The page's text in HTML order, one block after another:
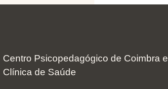
Centro Psicopedagógico de Coimbra e
Clínica de Saúde